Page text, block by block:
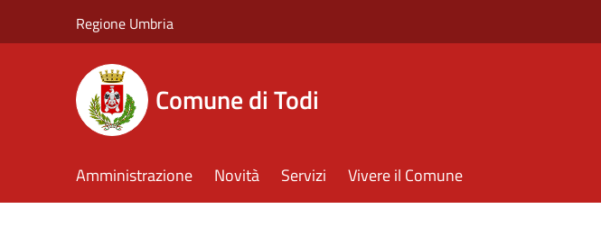
Regione Umbria
Comune di Todi
Amministrazione Novità Servizi Vivere il Comune